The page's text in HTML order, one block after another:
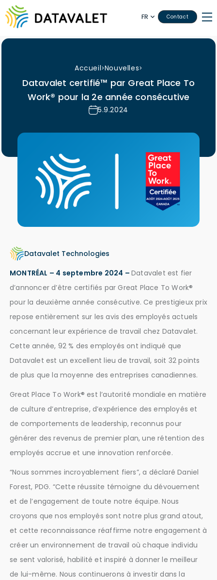
FR Contact
Accueil>Nouvelles>
Datavalet certifié™ par Great Place To
Work® pour la 2e année consécutive
5.9.2024
Datavalet Technologies
MONTRÉAL – 4 septembre 2024 – Datavalet est fier
d’annoncer d’être certifiés par Great Place To Work®
pour la deuxième année consécutive. Ce prestigieux prix
repose entièrement sur les avis des employés actuels
concernant leur expérience de travail chez Datavalet.
Cette année, 92 % des employés ont indiqué que
Datavalet est un excellent lieu de travail, soit 32 points
de plus que la moyenne des entreprises canadiennes.
Great Place To Work® est l’autorité mondiale en matière
de culture d’entreprise, d’expérience des employés et
de comportements de leadership, reconnus pour
générer des revenus de premier plan, une rétention des
employés accrue et une innovation renforcée.
“Nous sommes incroyablement fiers”, a déclaré Daniel
Forest, PDG. “Cette réussite témoigne du dévouement
et de l’engagement de toute notre équipe. Nous
croyons que nos employés sont notre plus grand atout,
et cette reconnaissance réaffirme notre engagement à
créer un environnement de travail où chaque individu
se sent valorisé, habilité et inspiré à donner le meilleur
de lui-même. Nous continuerons à investir dans la